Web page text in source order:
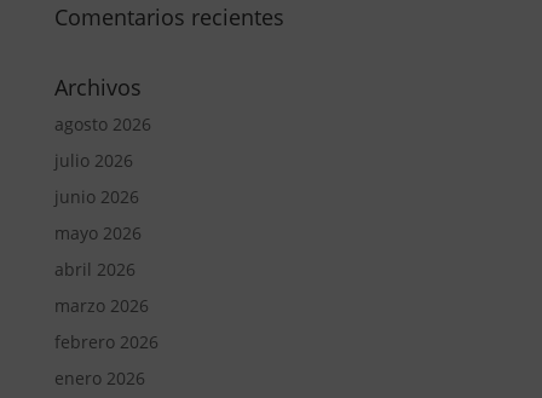
Comentarios recientes
Archivos
agosto 2026
julio 2026
junio 2026
mayo 2026
abril 2026
marzo 2026
febrero 2026
enero 2026